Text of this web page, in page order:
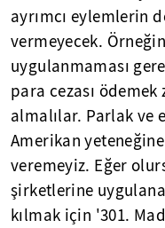
ayrımcı eylemlerin
vermeyecek. Örneğin
uygulanmaması
para cezası
almalılar. Parlak ve
Amerikan
veremeyiz. Eğer
şirketlerine
kılmak için '301.